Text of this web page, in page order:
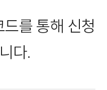
를 통해 신청
다.